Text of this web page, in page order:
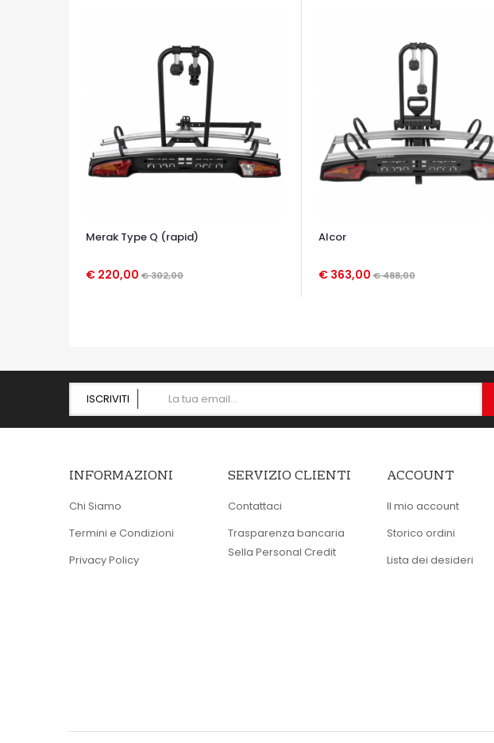
Merak Type Q (rapid)
€ 220,00 € 302,00
Alcor
€ 363,00€ 488,00
ISCRIVITI
INFORMAZIONI
Chi Siamo
Termini e Condizioni
Privacy Policy
SERVIZIO CLIENTI
Contattaci
Trasparenza bancaria
Sella Personal Credit
ACCOUNT
Il mio account
Storico ordini
Lista dei desideri